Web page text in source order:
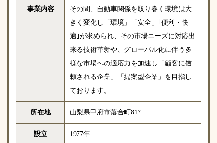
事業内容
その間、自動車関係を取り巻く環境は大
きく変化し「環境」「安全」｢便利・快
適｣が求められ、その市場ニーズに対応出
来る技術革新や、グローバル化に伴う多
様な市場への適応力を加速し「顧客に信
頼される企業」「提案型企業」を目指し
ております。
所在地 山梨県甲府市落合町817
設立 1977年